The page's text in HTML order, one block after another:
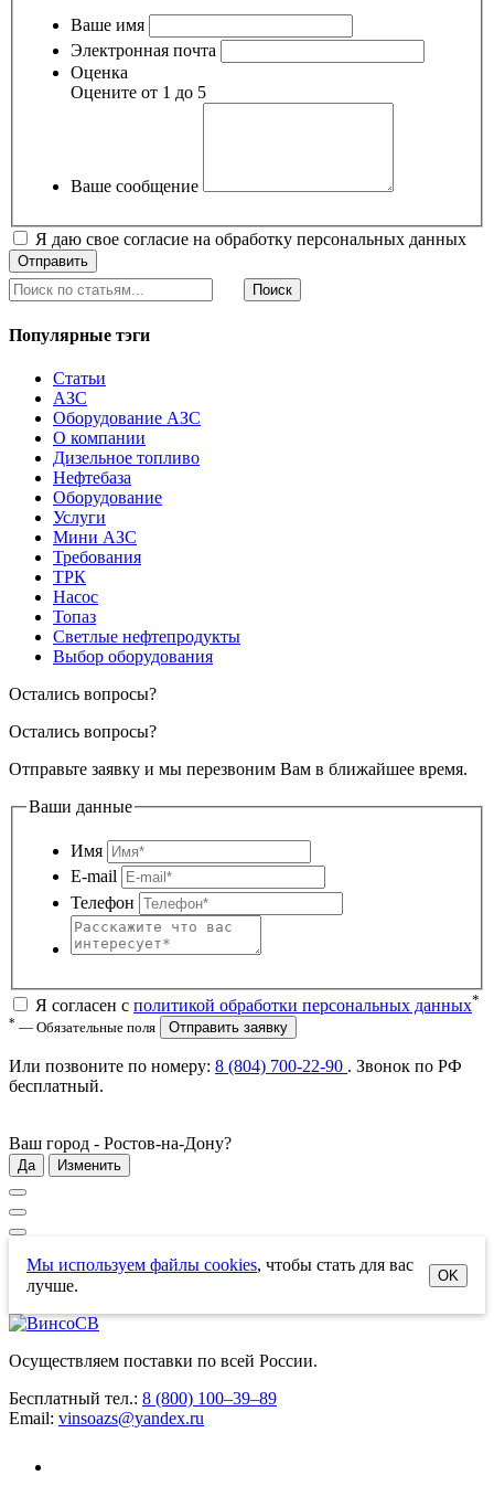
Ваше имя
Электронная почта
Оценка
Оцените от 1 до 5
Ваше сообщение
Я даю свое согласие на обработку персональных данных
Поиск
Популярные тэги
Статьи
АЗС
Оборудование АЗС
О компании
Дизельное топливо
Нефтебаза
Оборудование
Услуги
Мини АЗС
Требования
ТРК
Насос
Топаз
Светлые нефтепродукты
Выбор оборудования
Остались вопросы?
Остались вопросы?
Отправьте заявку и мы перезвоним Вам в ближайшее время.
Ваши данные
Имя
E-mail
Телефон
Я согласен с политикой обработки персональных данных*
* — Обязательные поля Отправить заявку
Или позвоните по номеру: 8 (804) 700-22-90 . Звонок по РФ
бесплатный.
Ваш город - Ростов-на-Дону?
Да Изменить
Мы используем файлы cookies, чтобы стать для вас
лучше.
OK
Осуществляем поставки по всей России.
Бесплатный тел.: 8 (800) 100–39–89
Email: vinsoazs@yandex.ru